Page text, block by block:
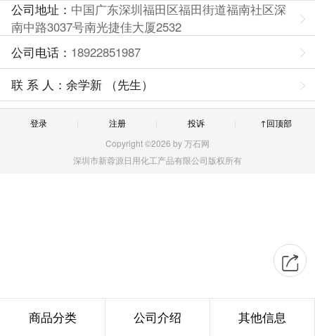
公司地址： 中国广东深圳福田区福田街道福南社区深
南中路3037号南光捷佳大厦2532
公司电话： 18922851987
联 系 人：余学新 （先生）
登录 注册 投诉
↑回顶部
Copyright ©2026 by 万石网
深圳市新蓉源日用化工产品有限公司版权所有
商品分类 公司介绍 其他信息